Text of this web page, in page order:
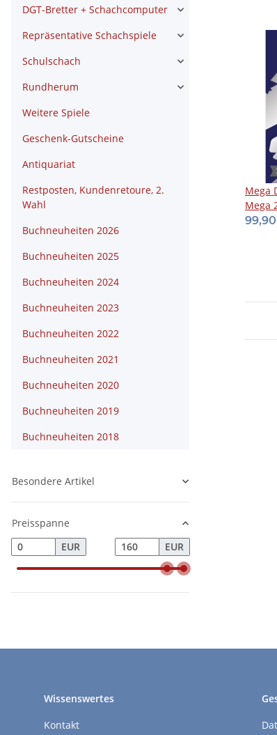
Mega
Mega
DGT-Bretter + Schachcomputer
Repräsentative Schachspiele
Schulschach
Rundherum
Weitere Spiele
Geschenk-Gutscheine
Antiquariat
Restposten, Kundenretoure, 2.
Wahl
Buchneuheiten 2026
Buchneuheiten 2025
Buchneuheiten 2024
Buchneuheiten 2023
Buchneuheiten 2022
Buchneuheiten 2021
Buchneuheiten 2020
Buchneuheiten 2019
Buchneuheiten 2018
Besondere Artikel
Preisspanne
EUR
EUR
Wissenswertes
Kontakt